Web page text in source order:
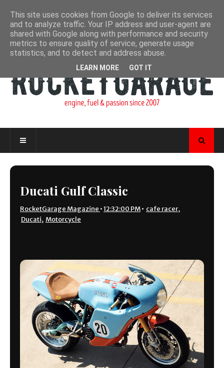
Ducati Gulf Classic
RocketGarage Magazine •12:32:00 PM• cafe racer,
Ducati, Motorcycle
This site uses cookies from Google to deliver its services
and to analyze traffic. Your IP address and user-agent are
shared with Google along with performance and security
metrics to ensure quality of service, generate usage
statistics, and to detect and address abuse.
LEARN MORE GOT IT